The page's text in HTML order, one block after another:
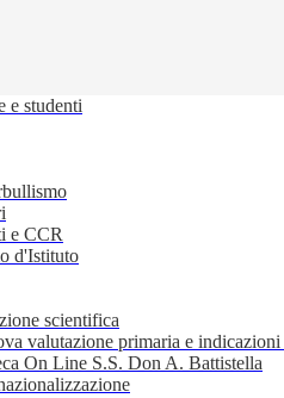
e studenti
e CCR
d'Istituto
scientifica
valutazione primaria e
On Line S.S. Don A. Battistella